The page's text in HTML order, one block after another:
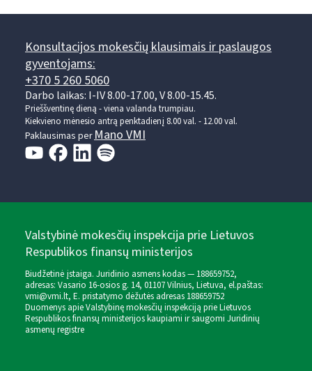
Konsultacijos mokesčių klausimais ir paslaugos
gyventojams:
+370 5 260 5060
Darbo laikas: I-IV 8.00-17.00, V 8.00-15.45.
Prieššventinę dieną - viena valanda trumpiau.
Kiekvieno mėnesio antrą penktadienį 8.00 val. - 12.00 val.
Paklausimas perMano VMI
Valstybinė mokesčių inspekcija prie Lietuvos
Respublikos finansų ministerijos
Biudžetinė įstaiga. Juridinio asmens kodas — 188659752,
adresas: Vasario 16-osios g. 14, 01107 Vilnius, Lietuva, el.paštas:
vmi@vmi.lt, E. pristatymo dėžutės adresas 188659752
Duomenys apie Valstybinę mokesčių inspekciją prie Lietuvos
Respublikos finansų ministerijos kaupiami ir saugomi Juridinių
asmenų registre